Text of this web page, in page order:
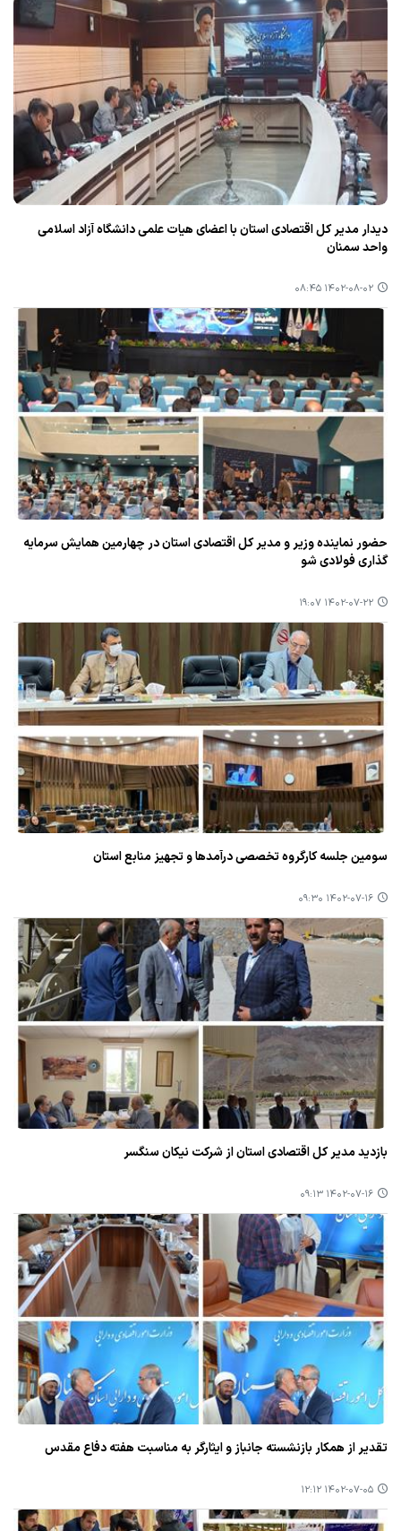
دیدار مدیر كل اقتصادی استان با اعضای هیات علمی دانشگاه آزاد اسلامی
واحد سمنان
۱۴۰۲-۰۸-۰۲ ۰۸:۴۵
حضور نماینده وزیر و مدیر كل اقتصادی استان در چهارمین همایش سرمایه
گذاری فولادی شو
۱۴۰۲-۰۷-۲۲ ۱۹:۰۷
سومین جلسه كارگروه تخصصی درآمدها و تجهیز منابع استان
۱۴۰۲-۰۷-۱۶ ۰۹:۳۰
بازدید مدیر كل اقتصادی استان از شركت نیكان سنگسر
۱۴۰۲-۰۷-۱۶ ۰۹:۱۳
تقدیر از همكار بازنشسته جانباز و ایثارگر به مناسبت هفته دفاع مقدس
۱۴۰۲-۰۷-۰۵ ۱۲:۱۲